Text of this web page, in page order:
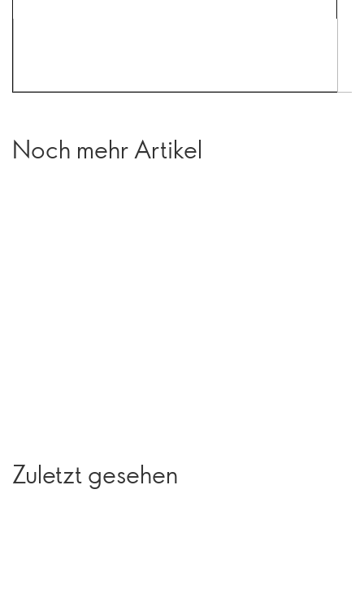
Noch mehr Artikel
Zuletzt gesehen